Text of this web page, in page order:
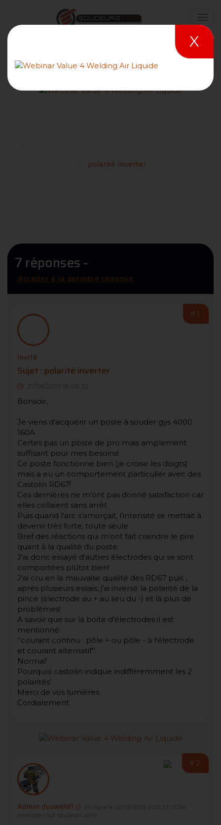
polarité inverter
7 réponses -
Accéder à la dernière réponse
#1
Invité
Sujet : polarité inverter
27/08/2010 18:08:32
Bonsoir,
Je viens d'acquérir un poste à souder gys 4000
160A
Certes pas un poste de pro mais amplement
suffisant pour mes besoins!
Ce poste fonctionne bien (je croise les doigts)
mais a eu un comportement particulier avec des
Castolin RD67!
Ces dernières ne m'ont pas donné satisfaction car
elles collaient sans arrêt
Puis quand l'arc s'amorçait, l'intensité se mettait à
devenir très forte, toute seule
Bref des réactions qui m'ont fait craindre le pire
quant à la qualité du poste.
J'ai donc essayé d'autres électrodes qui se sont
comportées plûtot bien!
J'ai cru en la mauvaise qualité des RD67 puis ,
après plusieurs essais, j'ai inversé la polarité de la
pince (électrode au + au lieu du -) et là plus de
problèmes!
A savoir que sur la boite d'électrodes il est
mentionné:
''courant continu : pôle + ou pôle - à l'électrode
et courant alternatif''.
Normal'
Pourquoi castolin indique indifféremment les 2
polarités'
Merci de vos lumières.
Cordialement.
#2
Admin dusweld1 En ligne le 02/06/2012 à 06:57
(3734
messages sur soudeurs.com)
X